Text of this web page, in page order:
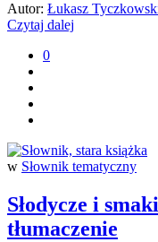
Autor: Łukasz
Czytaj dalej
0
w Słownik tematyczny
Słodycze i
tłumaczenie